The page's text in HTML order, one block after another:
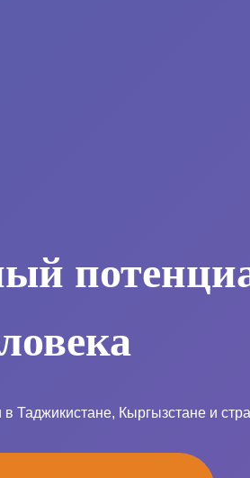
Таджикистане, Кыргызстане и